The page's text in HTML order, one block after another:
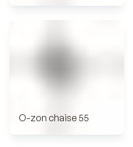
O-zon chaise 55